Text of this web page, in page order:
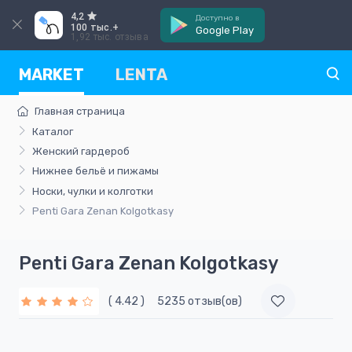
4,2
100 тыс.+
1,92 тыс. отзыва
Доступно в
Google Play
MARKET LENTA
Главная страница
Каталог
Женский гардероб
Нижнее бельё и пижамы
Носки, чулки и колготки
Penti Gara Zenan Kolgotkasy
Penti Gara Zenan Kolgotkasy
( 4.42 ) 5235 отзыв(ов)